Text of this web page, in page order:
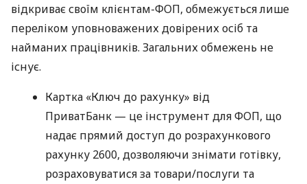
відкриває своїм клієнтам-ФОП, обмежується лише
переліком уповноважених довірених осіб та
найманих працівників. Загальних обмежень не
існує.
Картка «Ключ до рахунку» від
ПриватБанк — це інструмент для ФОП, що
надає прямий доступ до розрахункового
рахунку 2600, дозволяючи знімати готівку,
розраховуватися за товари/послуги та